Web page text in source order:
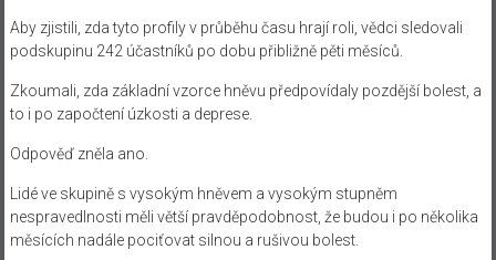
Aby zjistili, zda tyto profily v průběhu času hrají roli, vědci sledovali
podskupinu 242 účastníků po dobu přibližně pěti měsíců.
Zkoumali, zda základní vzorce hněvu předpovídaly pozdější bolest, a
to i po započtení úzkosti a deprese.
Odpověď zněla ano.
Lidé ve skupině s vysokým hněvem a vysokým stupněm
nespravedlnosti měli větší pravděpodobnost, že budou i po několika
měsících nadále pociťovat silnou a rušivou bolest.